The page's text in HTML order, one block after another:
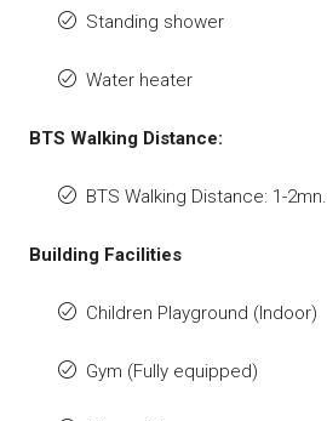
Standing shower
Water heater
BTS Walking Distance:
BTS Walking Distance: 1-2mn.
Building Facilities
Children Playground (Indoor)
Gym (Fully equipped)